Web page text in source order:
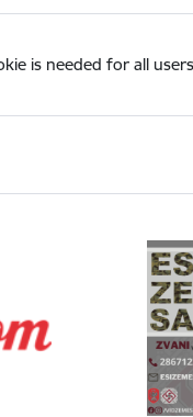
is needed for all